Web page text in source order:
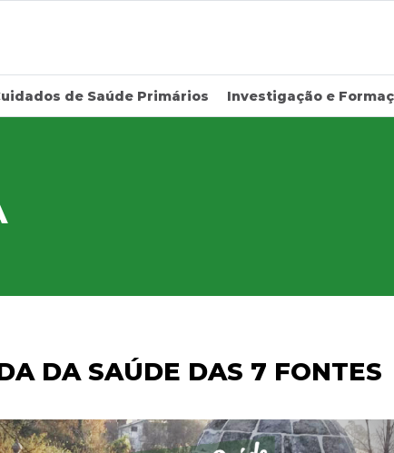
de Saúde Primários Investigação e
DA SAÚDE DAS 7 FONTES